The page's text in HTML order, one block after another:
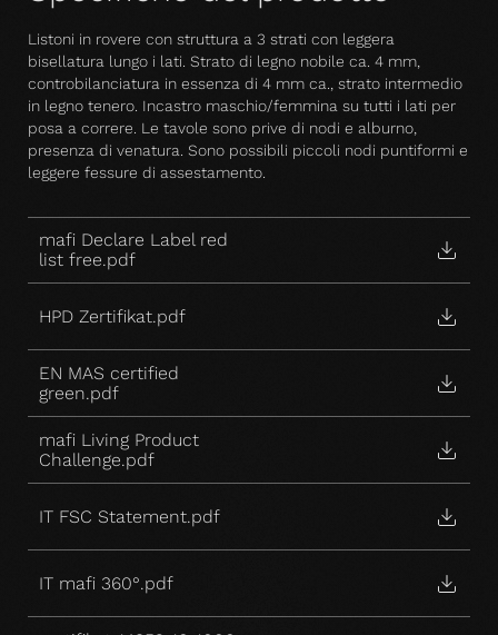
Listoni in rovere con struttura a 3 strati con leggera
bisellatura lungo i lati. Strato di legno nobile ca. 4 mm,
controbilanciatura in essenza di 4 mm ca., strato intermedio
in legno tenero. Incastro maschio/femmina su tutti i lati per
posa a correre. Le tavole sono prive di nodi e alburno,
presenza di venatura. Sono possibili piccoli nodi puntiformi e
leggere fessure di assestamento.
mafi Declare Label red
list free.pdf
HPD Zertifikat.pdf
EN MAS certified
green.pdf
mafi Living Product
Challenge.pdf
IT FSC Statement.pdf
IT mafi 360°.pdf